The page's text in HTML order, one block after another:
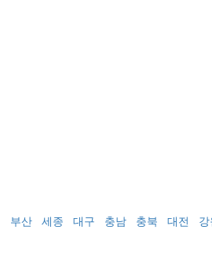
부산 세종 대구 충남 충북 대전 강